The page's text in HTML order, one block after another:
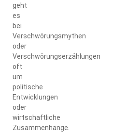
geht
es
bei
Verschwörungsmythen
oder
Verschwörungserzählungen
oft
um
politische
Entwicklungen
oder
wirtschaftliche
Zusammenhänge.